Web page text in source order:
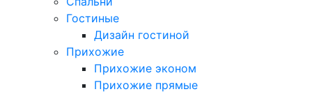
Гостиные
Дизайн гостиной
Прихожие
Прихожие эконом
Прихожие прямые